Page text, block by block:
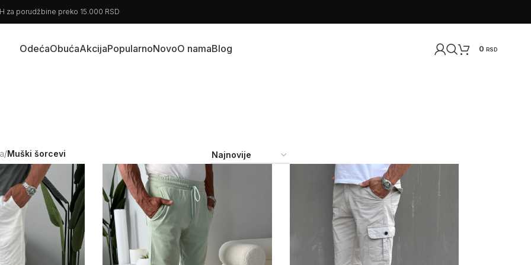
za porudžbine preko 15.000 RSD
OdećaObućaAkcijaPopularnoNovoO namaBlog 0 RSD
/Muški šorcevi